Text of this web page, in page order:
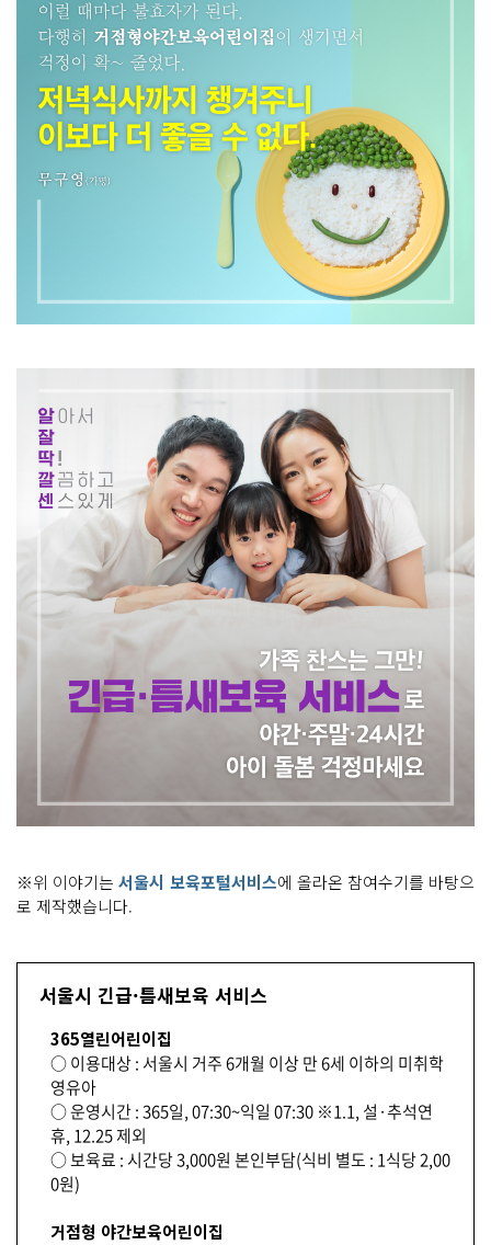
※위 이야기는서울시 보육포털서비스에 올라온 참여수기를 바탕으
로 제작했습니다.
서울시 긴급·틈새보육 서비스
365열린어린이집
○ 이용대상 : 서울시 거주 6개월 이상 만 6세 이하의 미취학
영유아
○ 운영시간 : 365일, 07:30~익일 07:30 ※1.1, 설·추석연
휴, 12.25 제외
○ 보육료 : 시간당 3,000원 본인부담(식비 별도 : 1식당 2,00
0원)
거점형 야간보육어린이집